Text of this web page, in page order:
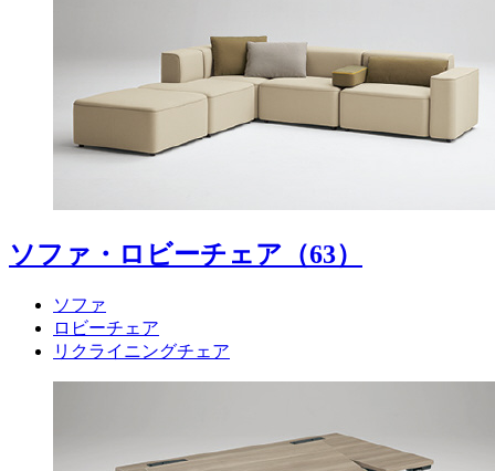
ソファ・ロビーチェア （63）
ソファ
ロビーチェア
リクライニングチェア